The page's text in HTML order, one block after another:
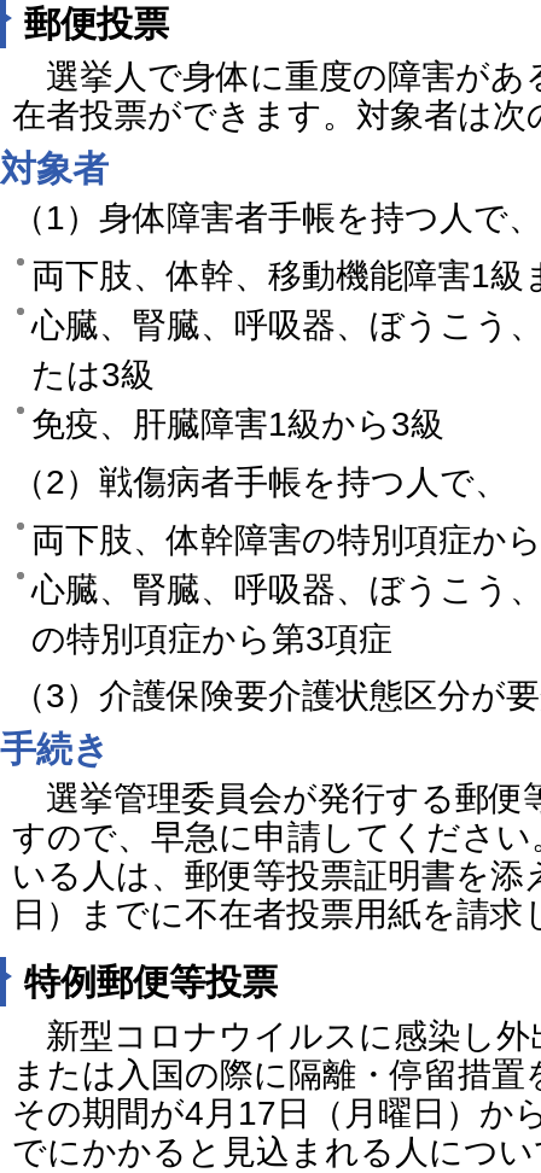
郵便投票
選挙人で身体に重度の障害があ
在者投票ができます。対象者は
対象者
（1）身体障害者手帳を持つ人で、
両下肢、体幹、移動機能障害1級
心臓、腎臓、呼吸器、ぼうこう
たは3級
免疫、肝臓障害1級から3級
（2）戦傷病者手帳を持つ人で、
両下肢、体幹障害の特別項症か
心臓、腎臓、呼吸器、ぼうこう
の特別項症から第3項症
（3）介護保険要介護状態区分が
手続き
選挙管理委員会が発行する郵便
すので、早急に申請してくださ
いる人は、郵便等投票証明書を添
日）までに不在者投票用紙を請
特例郵便等投票
新型コロナウイルスに感染し外
または入国の際に隔離・停留措
その期間が4月17日（月曜日）か
でにかかると見込まれる人につ